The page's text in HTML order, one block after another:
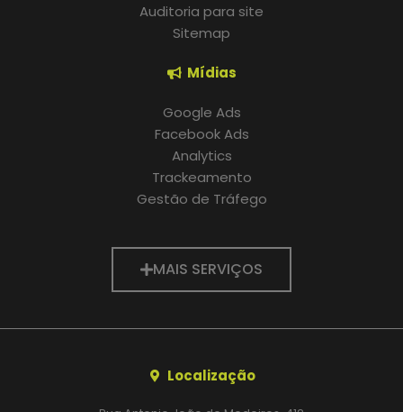
Auditoria para site
Sitemap
Mídias
Google Ads
Facebook Ads
Analytics
Trackeamento
Gestão de Tráfego
MAIS SERVIÇOS
Localização